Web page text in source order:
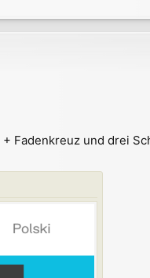
Fadenkreuz und drei